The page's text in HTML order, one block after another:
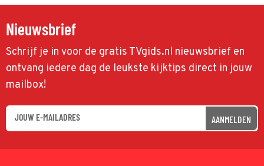
Nieuwsbrief
Schrijf je in voor de gratis TVgids.nl nieuwsbrief en
ontvang iedere dag de leukste kijktips direct in jouw
mailbox!
AANMELDEN